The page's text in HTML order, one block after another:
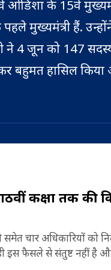
वे ओडिशा के 15वें
मुख्यमंत्री हैं.
ने 4 जून को 147
बहुमत हासिल किया
हासिल की.
वे 2019 के ओडिशा
से 2009 के दौरान
को ओडिशा में हुआ
कक्षा तक की
चार अधिकारियों को
इस फैसले से संतुष्ट नहीं है